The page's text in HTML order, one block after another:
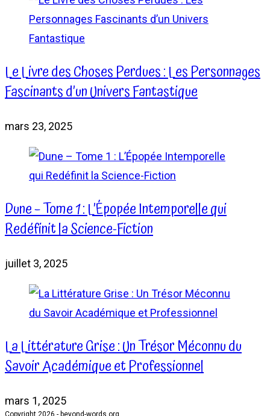
Le Livre des Choses Perdues : Les Personnages
Fascinants d’un Univers Fantastique
mars 23, 2025
Dune – Tome 1 : L’Épopée Intemporelle qui
Redéfinit la Science-Fiction
juillet 3, 2025
La Littérature Grise : Un Trésor Méconnu du
Savoir Académique et Professionnel
mars 1, 2025
Copyright 2026 - beyond-words.org